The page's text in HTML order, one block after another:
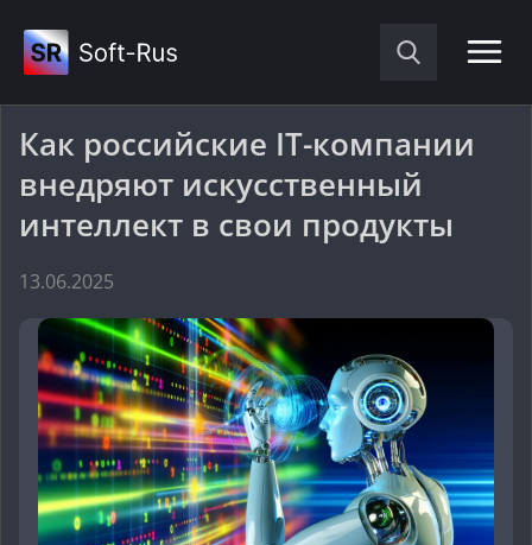
Как российские IT-компании
внедряют искусственный
интеллект в свои продукты
13.06.2025